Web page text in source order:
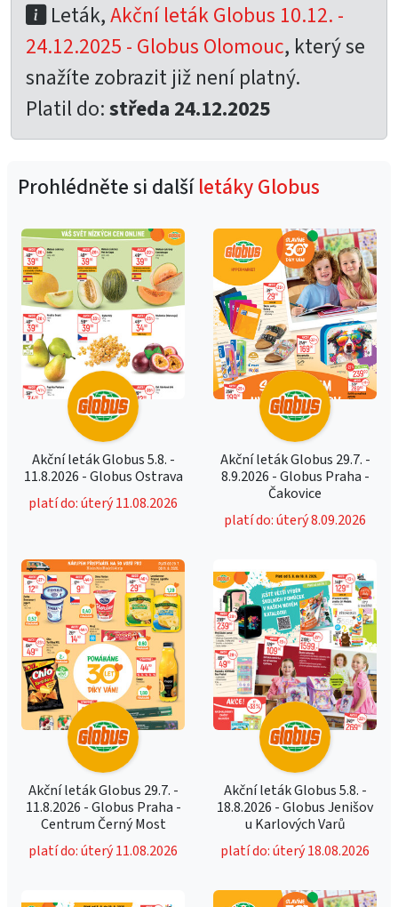
Leták,Akční leták Globus 10.12. -
24.12.2025 - Globus Olomouc, který se
snažíte zobrazit již není platný.
Platil do:středa 24.12.2025
Prohlédněte si dalšíletáky Globus
Akční leták Globus 5.8. -
11.8.2026 - Globus Ostrava
platí do: úterý 11.08.2026
Akční leták Globus 29.7. -
8.9.2026 - Globus Praha -
Čakovice
platí do: úterý 8.09.2026
Akční leták Globus 29.7. -
11.8.2026 - Globus Praha -
Centrum Černý Most
platí do: úterý 11.08.2026
Akční leták Globus 5.8. -
18.8.2026 - Globus Jenišov
u Karlových Varů
platí do: úterý 18.08.2026